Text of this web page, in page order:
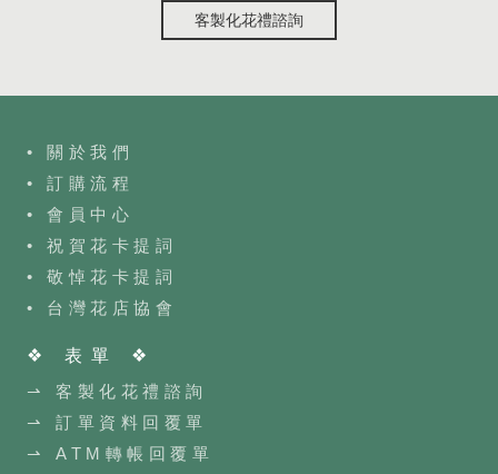
客製化花禮諮詢
• 關於我們
• 訂購流程
• 會員中心
• 祝賀花卡提詞
• 敬悼花卡提詞
• 台灣花店協會
❖ 表單 ❖
⇀ 客製化花禮諮詢
⇀ 訂單資料回覆單
⇀ ATM轉帳回覆單